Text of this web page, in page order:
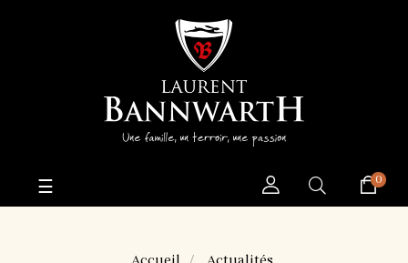
Basculer
la
☰ 0